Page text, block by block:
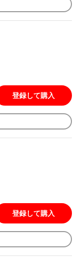
登録して購入
登録して購入